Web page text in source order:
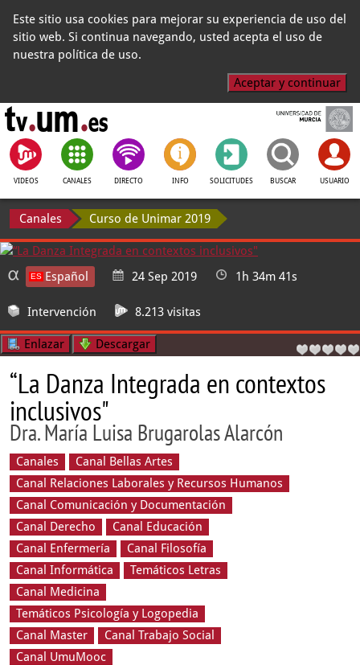
Este sitio usa cookies para mejorar su experiencia de uso del
sitio web. Si continua navegando, usted acepta el uso de
nuestra política de uso.
Aceptar y continuar
VIDEOS CANALES DIRECTO INFO SOLICITUDES BUSCAR USUARIO
Canales Curso de Unimar 2019
Español 24 Sep 2019 1h 34m 41s
Intervención 8.213 visitas
Enlazar Descargar
“La Danza Integrada en contextos
inclusivos"
Dra. María Luisa Brugarolas Alarcón
Canales
Canal Bellas Artes
Canal Relaciones Laborales y Recursos Humanos
Canal Comunicación y Documentación
Canal Derecho
Canal Educación
Canal Enfermería
Canal Filosofía
Canal Informática
Temáticos Letras
Canal Medicina
Temáticos Psicología y Logopedia
Canal Master
Canal Trabajo Social
Canal UmuMooc